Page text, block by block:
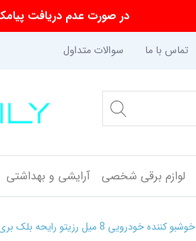
در صورت عدم دریافت
تماس با ما سوالات متداول
لوازم برقی شخصی آرایشی و بهداشتی
خوشبو کننده خودرویی 8 میل رزیتو رایحه بلک بری BLACK BERRY